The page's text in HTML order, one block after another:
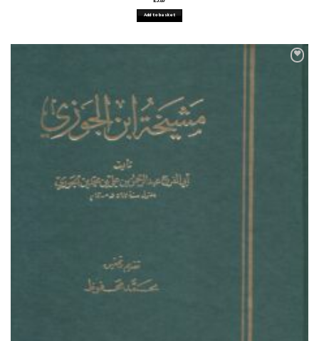
Add to basket